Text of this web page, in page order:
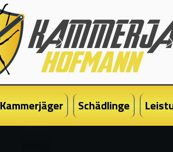
Kammerjäger Schädlinge